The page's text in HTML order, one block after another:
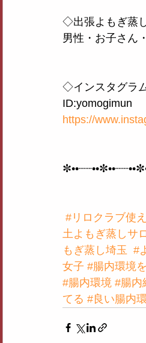
◇出張よもぎ蒸
男性・お子さん
◇インスタグラ
ID:yomogimun
https://
#リロクラブ使
土よもぎ蒸しサ
もぎ蒸し埼玉 #
女子 #腸内環境
#腸内環境 #腸内
てる #良い腸内